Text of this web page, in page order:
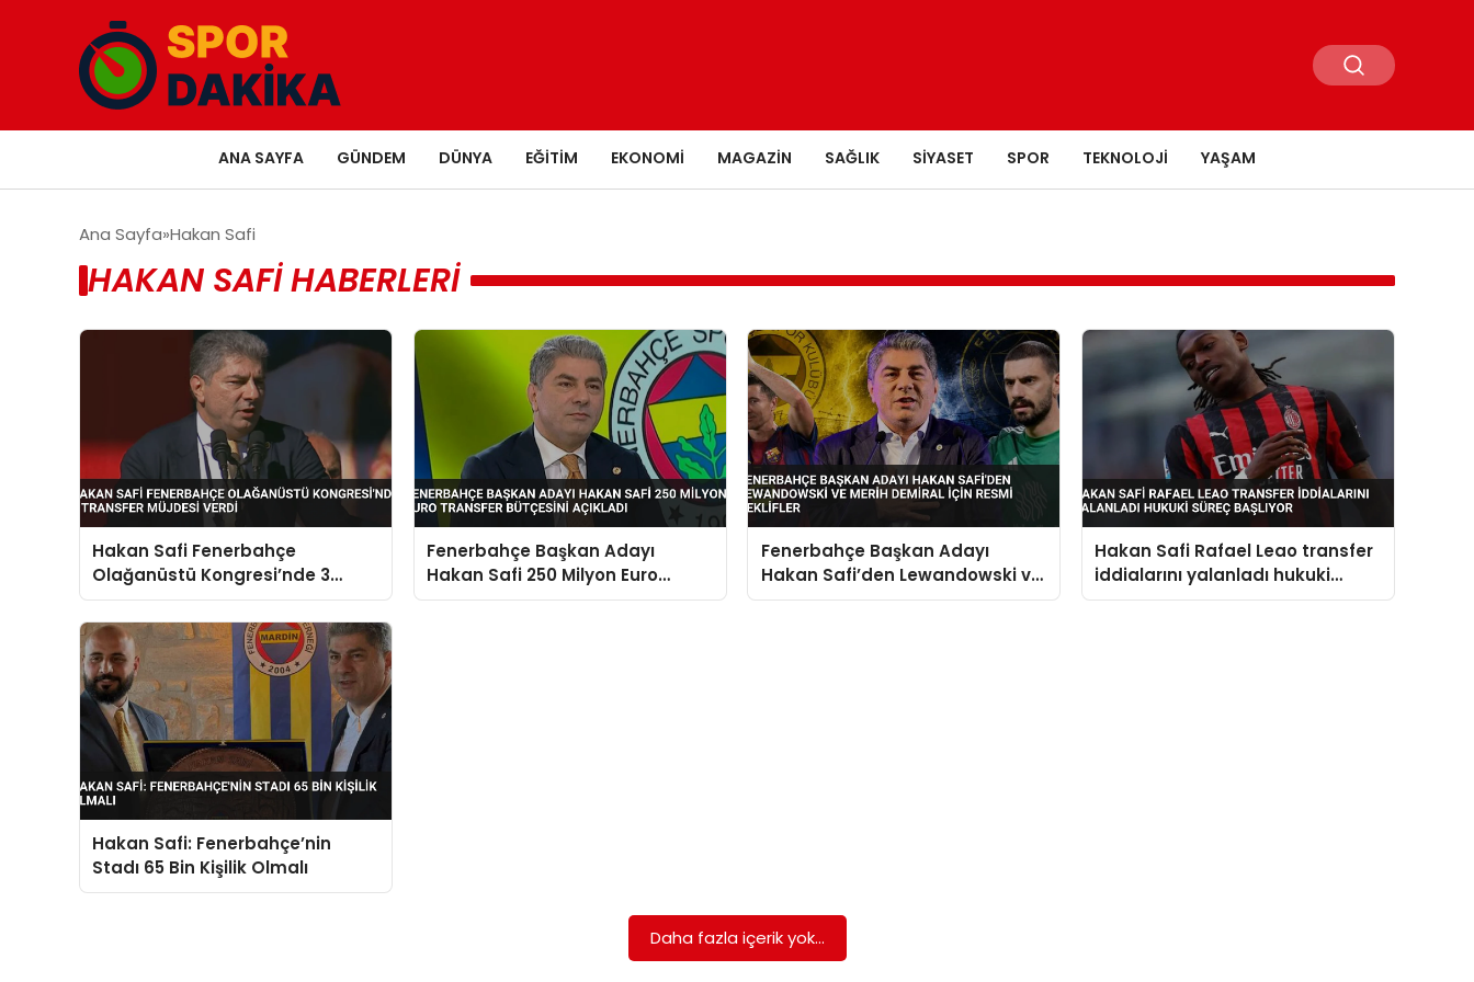
ANA SAYFA GÜNDEM DÜNYA EĞITIM EKONOMI MAGAZIN SAĞLIK SIYASET SPOR TEKNOLOJI YAŞAM
Ana Sayfa Hakan Safi
HAKAN SAFI HABERLERI
Hakan Safi Fenerbahçe
Olağanüstü Kongresi’nde 3
Transfer Müjdesi Verdi
Fenerbahçe Başkan Adayı
Hakan Safi 250 Milyon Euro
Transfer Bütçesini Açıkladı
Fenerbahçe Başkan Adayı
Hakan Safi’den Lewandowski ve
Merih Demiral İçin Resmi Teklifler
Hakan Safi Rafael Leao transfer
iddialarını yalanladı hukuki
süreç başlıyor
Hakan Safi: Fenerbahçe’nin
Stadı 65 Bin Kişilik Olmalı
Daha fazla içerik yok...